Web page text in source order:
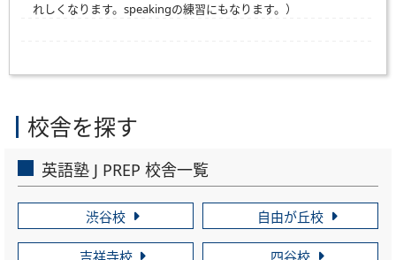
れしくなります。speakingの練習にもなります。）
校舎を探す
英語塾 J PREP 校舎一覧
渋谷校 自由が丘校
吉祥寺校 四谷校